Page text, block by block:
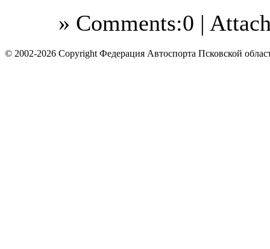
» Comments:0 |
© 2002-2026 Copyright Федерация Автоспорта Псковской